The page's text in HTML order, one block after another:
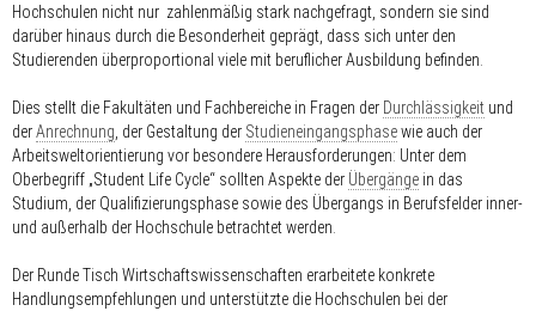
Hochschulen nicht nur zahlenmäßig stark nachgefragt, sondern sie sind
darüber hinaus durch die Besonderheit geprägt, dass sich unter den
Studierenden überproportional viele mit beruflicher Ausbildung befinden.
Dies stellt die Fakultäten und Fachbereiche in Fragen der Durchlässigkeit und
derAnrechnung , der Gestaltung der Studieneingangsphasewie auch der
Arbeitsweltorientierung vor besondere Herausforderungen: Unter dem
Oberbegriff „Student Life Cycle“ sollten Aspekte der Übergänge in das
Studium, der Qualifizierungsphase sowie des Übergangs in Berufsfelder inner-
und außerhalb der Hochschule betrachtet werden.
Der Runde Tisch Wirtschafts­wissenschaften erarbeitete konkrete
Handlungsempfehlungen und unterstützte die Hochschulen bei der